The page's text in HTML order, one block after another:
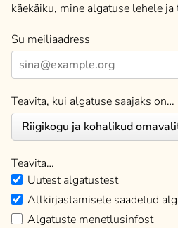
käekäiku, mine algatuse lehele
Su meiliaadress
Teavita, kui algatuse saajaks on…
Teavita…
Uutest algatustest
Allkirjastamisele saadetud
Algatuste menetlusinfost